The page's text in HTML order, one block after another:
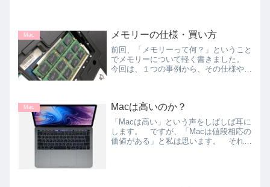
Mac メモリーの仕様・買い方
前回、「メモリーって何？」ということ
でメモリーについて軽く書きました。
今回は、１つの事例から、その仕様や買
た。その機種のメモリーにつ...
Mac Macは高いのか？
「Macは高い」という声をしばしば耳に
します。 ですが、「Macは値段相応の
価値がある」と私は思います。 それに